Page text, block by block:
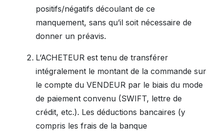
positifs/négatifs découlant de ce
manquement, sans qu’il soit nécessaire de
donner un préavis.
L’ACHETEUR est tenu de transférer
intégralement le montant de la commande sur
le compte du VENDEUR par le biais du mode
de paiement convenu (SWIFT, lettre de
crédit, etc.). Les déductions bancaires (y
compris les frais de la banque